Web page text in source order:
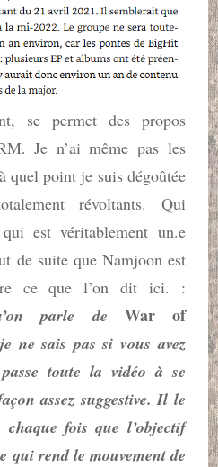
se permet des propos
Je n’ai même pas les
quel point je suis dégoûtée
révoltants. Qui
est véritablement un.e
de suite que Namjoon est
ce que l’on dit ici. :
parle de War of
ne sais pas si vous avez
toute la vidéo à se
assez suggestive. Il le
fois que l’objectif
qui rend le mouvement de